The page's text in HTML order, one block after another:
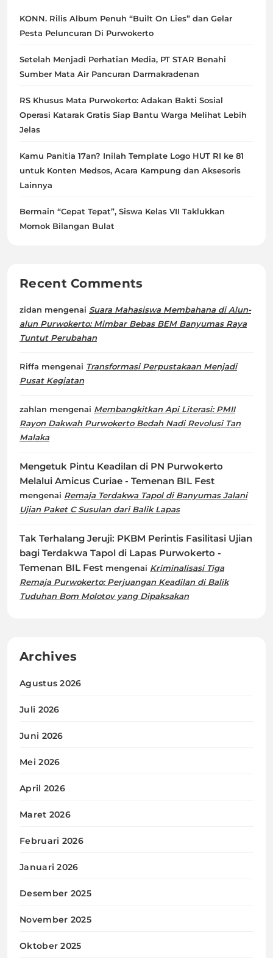
KONN. Rilis Album Penuh “Built On Lies” dan Gelar
Pesta Peluncuran Di Purwokerto
Setelah Menjadi Perhatian Media, PT STAR Benahi
Sumber Mata Air Pancuran Darmakradenan
RS Khusus Mata Purwokerto: Adakan Bakti Sosial
Operasi Katarak Gratis Siap Bantu Warga Melihat Lebih
Jelas
Kamu Panitia 17an? Inilah Template Logo HUT RI ke 81
untuk Konten Medsos, Acara Kampung dan Aksesoris
Lainnya
Bermain “Cepat Tepat”, Siswa Kelas VII Taklukkan
Momok Bilangan Bulat
Recent Comments
zidan mengenai Suara Mahasiswa Membahana di Alun-
alun Purwokerto: Mimbar Bebas BEM Banyumas Raya
Tuntut Perubahan
Riffa mengenai Transformasi Perpustakaan Menjadi
Pusat Kegiatan
zahlan mengenai Membangkitkan Api Literasi: PMII
Rayon Dakwah Purwokerto Bedah Nadi Revolusi Tan
Malaka
Mengetuk Pintu Keadilan di PN Purwokerto
Melalui Amicus Curiae - Temenan BIL Fest
mengenai Remaja Terdakwa Tapol di Banyumas Jalani
Ujian Paket C Susulan dari Balik Lapas
Tak Terhalang Jeruji: PKBM Perintis Fasilitasi Ujian
bagi Terdakwa Tapol di Lapas Purwokerto -
Temenan BIL Fest mengenai Kriminalisasi Tiga
Remaja Purwokerto: Perjuangan Keadilan di Balik
Tuduhan Bom Molotov yang Dipaksakan
Archives
Agustus 2026
Juli 2026
Juni 2026
Mei 2026
April 2026
Maret 2026
Februari 2026
Januari 2026
Desember 2025
November 2025
Oktober 2025